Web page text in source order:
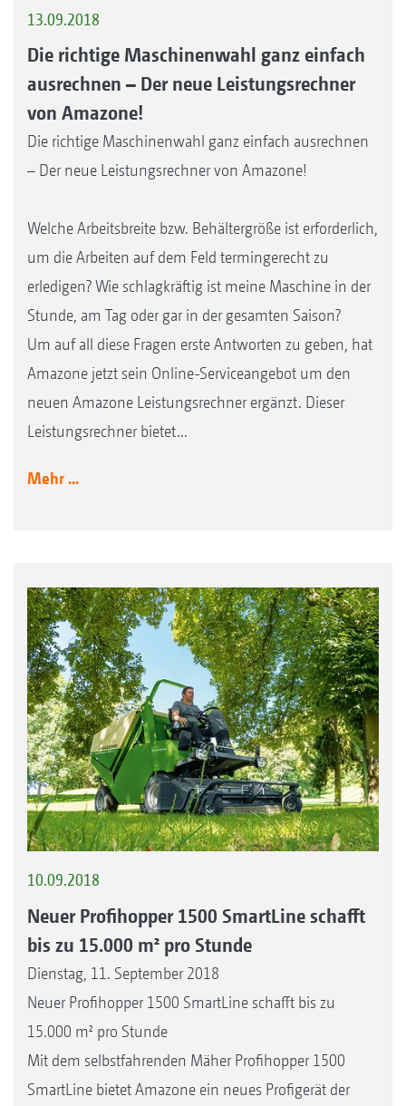
13.09.2018
Die richtige Maschinenwahl ganz einfach
ausrechnen – Der neue Leistungsrechner
von Amazone!
Die richtige Maschinenwahl ganz einfach ausrechnen
– Der neue Leistungsrechner von Amazone!
Welche Arbeitsbreite bzw. Behältergröße ist erforderlich,
um die Arbeiten auf dem Feld termingerecht zu
erledigen? Wie schlagkräftig ist meine Maschine in der
Stunde, am Tag oder gar in der gesamten Saison?
Um auf all diese Fragen erste Antworten zu geben, hat
Amazone jetzt sein Online-Serviceangebot um den
neuen Amazone Leistungsrechner ergänzt. Dieser
Leistungsrechner bietet...
Mehr ...
10.09.2018
Neuer Profihopper 1500 SmartLine schafft
bis zu 15.000 m² pro Stunde
Dienstag, 11. September 2018
Neuer Profihopper 1500 SmartLine schafft bis zu
15.000 m² pro Stunde
Mit dem selbstfahrenden Mäher Profihopper 1500
SmartLine bietet Amazone ein neues Profigerät der